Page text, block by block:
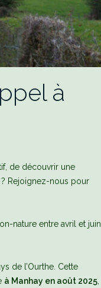
à
de découvrir une
Rejoignez-nous pour
nature entre avril et juin
de l’Ourthe. Cette
à Manhay en août 2025